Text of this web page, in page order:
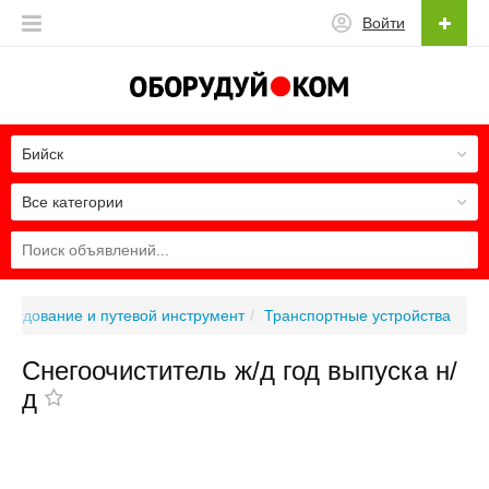
Войти
Все категории
Бийск
и путевой инструмент Транспортные устройства
Снегоочиститель ж/д год выпуска н/
д